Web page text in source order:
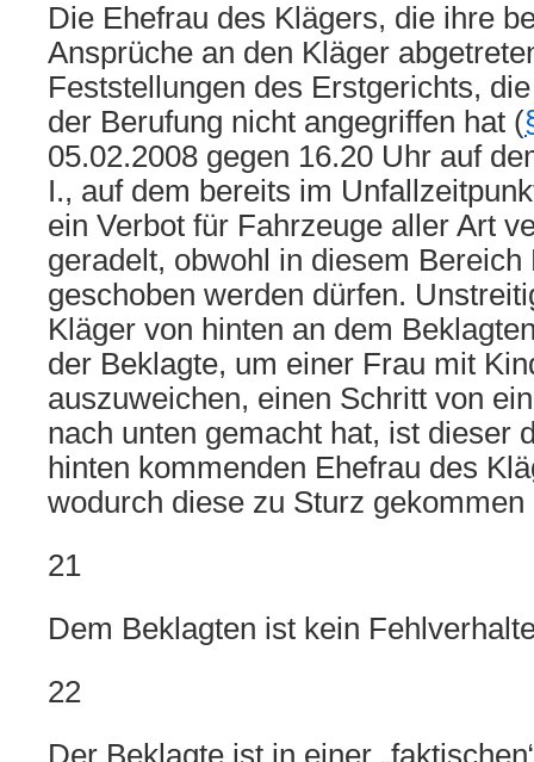
Die Ehefrau des Klägers, die ihre
Ansprüche an den Kläger
Feststellungen des Erstgerichts,
der Berufung nicht angegriffen hat (
05.02.2008 gegen 16.20 Uhr auf
I., auf dem bereits im
ein Verbot für Fahrzeuge aller Art
geradelt, obwohl in diesem Bereich
geschoben werden dürfen.
Kläger von hinten an dem
der Beklagte, um einer Frau mit
auszuweichen, einen Schritt von
nach unten gemacht hat, ist dieser
hinten kommenden Ehefrau des
wodurch diese zu Sturz gekommen
21
Dem Beklagten ist kein
22
Der Beklagte ist in einer